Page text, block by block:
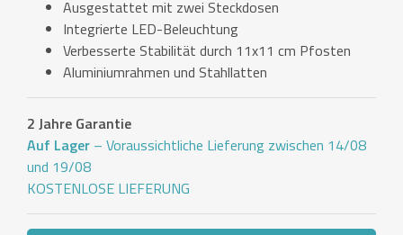
Ausgestattet mit zwei Steckdosen
Integrierte LED-Beleuchtung
Verbesserte Stabilität durch 11x11 cm Pfosten
Aluminiumrahmen und Stahllatten
2 Jahre Garantie
Auf Lager – Voraussichtliche Lieferung zwischen 14/08
und 19/08
KOSTENLOSE LIEFERUNG